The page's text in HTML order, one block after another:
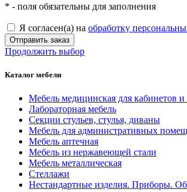
* - поля обязательны для заполнения
Я согласен(а) на обработку
Отправить заказ
Продолжить выбор
Каталог мебели
Мебель медицинская для кабинетов и
Лабораторная мебель
Секции стульев, стулья, диваны
Мебель для административных
Мебель аптечная
Мебель из нержавеющей стали
Мебель металлическая
Стеллажи
Нестандартные изделия. Приборы.